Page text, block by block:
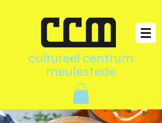
cultureel centrum
meulestede